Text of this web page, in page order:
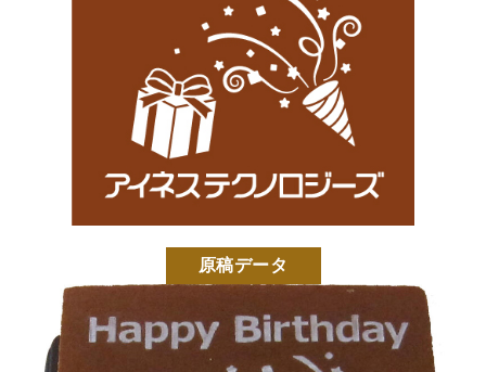
名入れカステラ（オリジナル）
好きな文字とイラスト
を選んで作る
型からオリジナルで作
る
原稿データ